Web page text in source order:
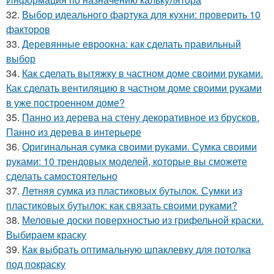
32. Выбор идеального фартука для кухни: проверить 10
факторов
33. Деревянные евроокна: как сделать правильный
выбор
34. Как сделать вытяжку в частном доме своими руками.
Как сделать вентиляцию в частном доме своими руками
в уже построенном доме?
35. Панно из дерева на стену декоративное из брусков.
Панно из дерева в интерьере
36. Оригинальная сумка своими руками. Сумка своими
руками: 10 трендовых моделей, которые вы сможете
сделать самостоятельно
37. Летняя сумка из пластиковых бутылок. Сумки из
пластиковых бутылок: как связать своими руками?
38. Меловые доски поверхностью из грифельной краски.
Выбираем краску
39. Как выбрать оптимальную шпаклевку для потолка
под покраску